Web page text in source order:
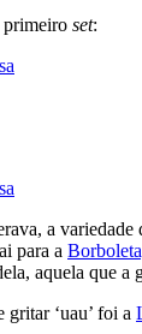
primeiro set:
a
para a
aquela que a
gritar ‘uau’ foi a